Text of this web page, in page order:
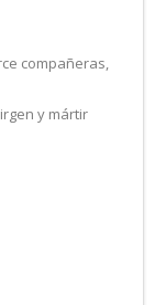
compañeras,
y mártir